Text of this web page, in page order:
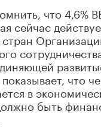
что 4,6%
сейчас
что
в
быть